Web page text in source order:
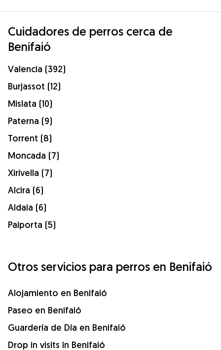
Cuidadores de perros cerca de
Benifaió
Valencia (392)
Burjassot (12)
Mislata (10)
Paterna (9)
Torrent (8)
Moncada (7)
Xirivella (7)
Alcira (6)
Aldaia (6)
Paiporta (5)
Otros servicios para perros en Benifaió
Alojamiento en Benifaió
Paseo en Benifaió
Guardería de Día en Benifaió
Drop in visits in Benifaió